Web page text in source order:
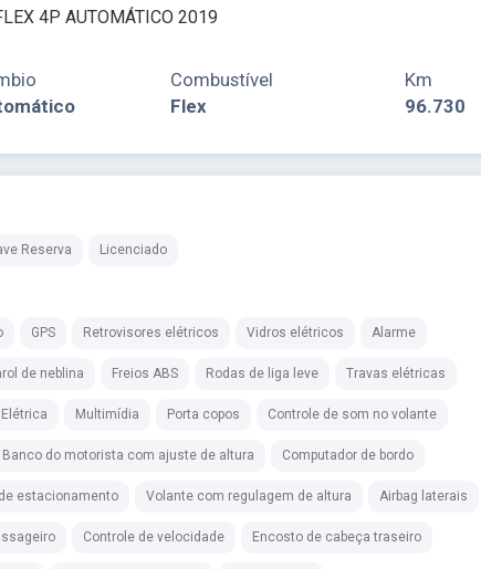
4P AUTOMÁTICO 2019
Combustível
Flex
Km
96.730
Reserva Licenciado
GPS Retrovisores elétricos Vidros elétricos Alarme
de neblina Freios ABS Rodas de liga leve Travas elétricas
Multimídia Porta copos Controle de som no volante
Banco do motorista com ajuste de altura Computador de bordo
estacionamento Volante com regulagem de altura Airbag laterais
Controle de velocidade Encosto de cabeça traseiro